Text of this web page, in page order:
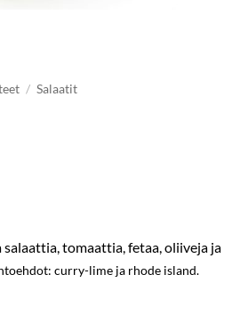
/ Salaatit
salaattia, tomaattia, fetaa, oliiveja ja
curry-lime ja rhode island.